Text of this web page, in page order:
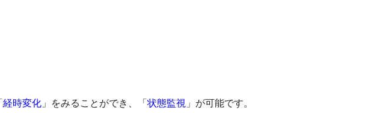
経時変化 」をみることができ、「 状態監視 」が可能です。